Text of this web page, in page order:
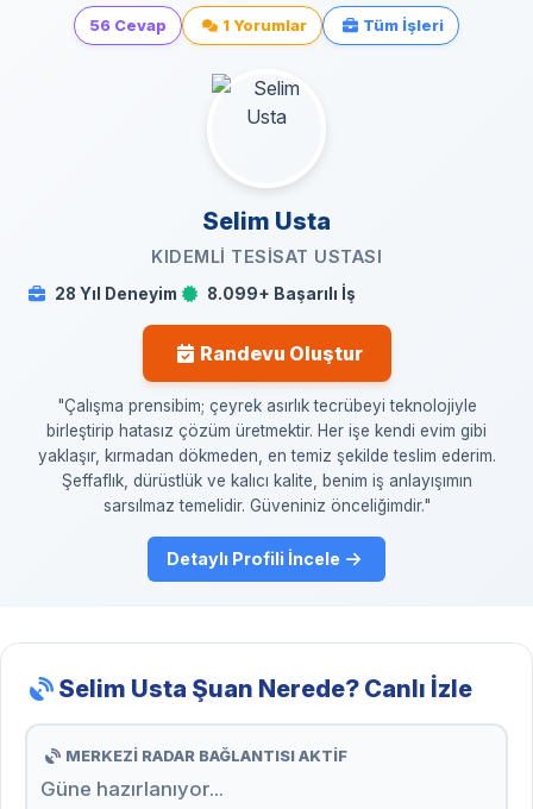
56 Cevap 1 Yorumlar Tüm İşleri
Selim Usta
KIDEMLI TESISAT USTASI
28 Yıl Deneyim 8.099+ Başarılı İş
Randevu Oluştur
"Çalışma prensibim; çeyrek asırlık tecrübeyi teknolojiyle
birleştirip hatasız çözüm üretmektir. Her işe kendi evim gibi
yaklaşır, kırmadan dökmeden, en temiz şekilde teslim ederim.
Şeffaflık, dürüstlük ve kalıcı kalite, benim iş anlayışımın
sarsılmaz temelidir. Güveniniz önceliğimdir."
Detaylı Profili İncele
Selim Usta Şuan Nerede? Canlı İzle
MERKEZİ RADAR BAĞLANTISI AKTİF
Güne hazırlanıyor...